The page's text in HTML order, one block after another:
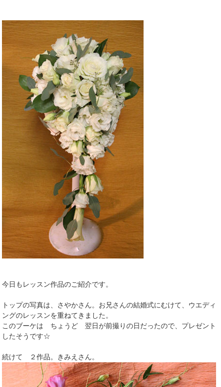
今日もレッスン作品のご紹介です。
トップの写真は、さやかさん。お兄さんの結婚式にむけて、ウエディ
ングのレッスンを重ねてきました。
このブーケは ちょうど 翌日が前撮りの日だったので、プレゼント
したそうです☆
続けて ２作品。きみえさん。